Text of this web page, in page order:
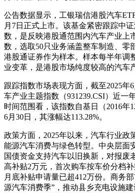
公告数据显示，工银瑞信港股汽车
月7日正式上市。该基金紧密跟踪中
数，是反映港股通范围内汽车产业上
数，选取50只业务涵盖整车制造、零
港股通证券作为样本。样本每半年调
业变革，是港股市场纯度较高的汽车
跟踪指数市场表现方面，截至2025年
车产业主题指数（931239.CSI）近一
时间范围看，该指数自基日（2016年
6月30日，其涨幅达113.28%。
政策方面，2025年以来，汽车行业政
能源汽车消费与绿色转型。中央层面
国债资金支持汽车以旧换新，对报废
高补贴2万元，首次购车按车价分档
月底补贴申请量已超412万份。商务
源汽车消费季”，推动县乡充电设施